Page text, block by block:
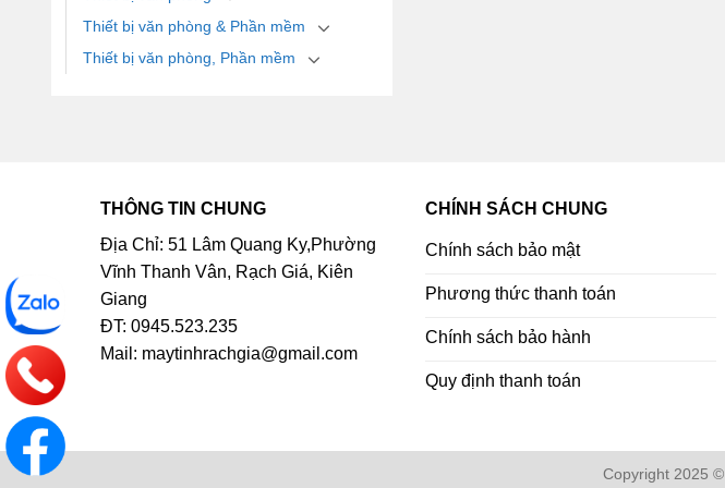
Thiết bị văn phòng & Phần mềm
Thiết bị văn phòng, Phần mềm
THÔNG TIN CHUNG
Địa Chỉ: 51 Lâm Quang Ky,Phường
Vĩnh Thanh Vân, Rạch Giá, Kiên
Giang
ĐT: 0945.523.235
Mail: maytinhrachgia@gmail.com
CHÍNH SÁCH CHUNG
Chính sách bảo mật
Phương thức thanh toán
Chính sách bảo hành
Quy định thanh toán
Copyright 2025 ©